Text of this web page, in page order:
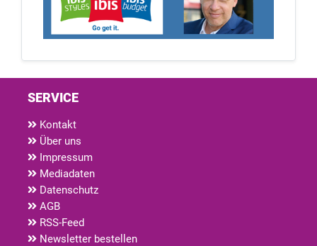
SERVICE
Kontakt
Über uns
Impressum
Mediadaten
Datenschutz
AGB
RSS-Feed
Newsletter bestellen